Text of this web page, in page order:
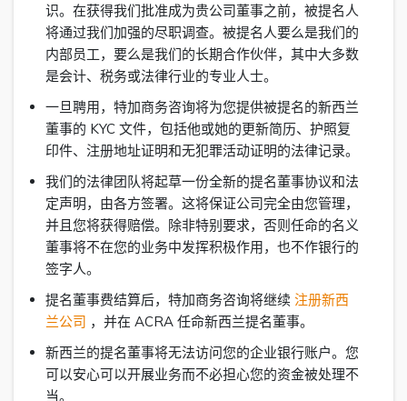
识。在获得我们批准成为贵公司董事之前，被提名人
将通过我们加强的尽职调查。被提名人要么是我们的
内部员工，要么是我们的长期合作伙伴，其中大多数
是会计、税务或法律行业的专业人士。
一旦聘用，特加商务咨询将为您提供被提名的新西兰
董事的 KYC 文件，包括他或她的更新简历、护照复
印件、注册地址证明和无犯罪活动证明的法律记录。
我们的法律团队将起草一份全新的提名董事协议和法
定声明，由各方签署。这将保证公司完全由您管理，
并且您将获得赔偿。除非特别要求，否则任命的名义
董事将不在您的业务中发挥积极作用，也不作银行的
签字人。
提名董事费结算后，特加商务咨询将继续 注册新西
兰公司 ，并在 ACRA 任命新西兰提名董事。
新西兰的提名董事将无法访问您的企业银行账户。您
可以安心可以开展业务而不必担心您的资金被处理不
当。